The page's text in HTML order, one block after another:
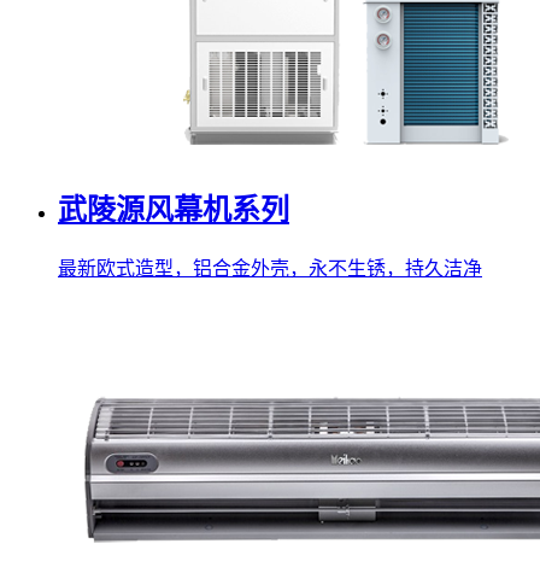
武陵源风幕机系列
最新欧式造型，铝合金外壳，永不生锈，持久洁净